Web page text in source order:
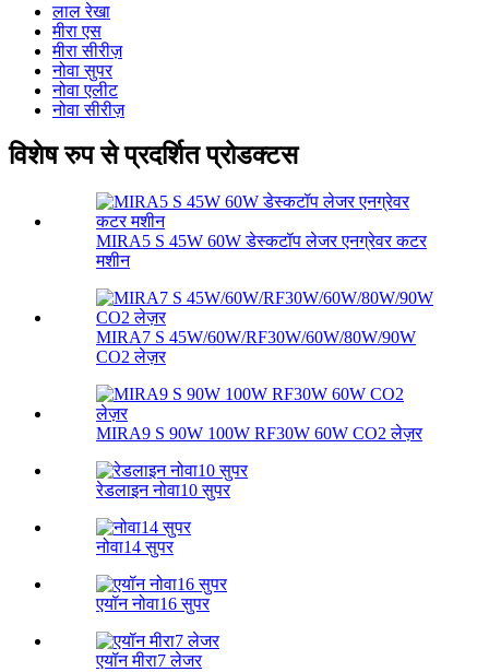
लाल रेखा
मीरा एस
मीरा सीरीज़
नोवा सुपर
नोवा एलीट
नोवा सीरीज़
विशेष रुप से प्रदर्शित प्रोडक्टस
MIRA5 S 45W 60W डेस्कटॉप लेजर एनग्रेवर कटर
मशीन
MIRA7 S 45W/60W/RF30W/60W/80W/90W
CO2 लेज़र
MIRA9 S 90W 100W RF30W 60W CO2 लेज़र
रेडलाइन नोवा10 सुपर
नोवा14 सुपर
एयॉन नोवा16 सुपर
एयॉन मीरा7 लेजर